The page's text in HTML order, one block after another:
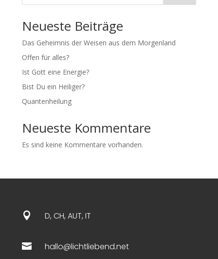
Neueste Beiträge
Das Geheimnis der Weisen aus dem Morgenland
Offen für alles?
Ist Gott eine Energie?
Bist Du ein Heiliger?
Quantenheilung
Neueste Kommentare
Es sind keine Kommentare vorhanden.
 D, CH, AUT, IT
 hallo@lichtliebend.net